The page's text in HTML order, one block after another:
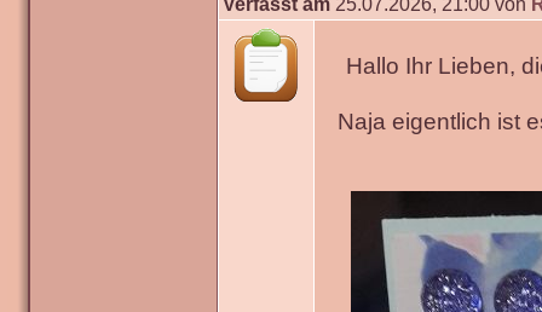
Hallo Ihr Lieben,
Naja eigentlich ist